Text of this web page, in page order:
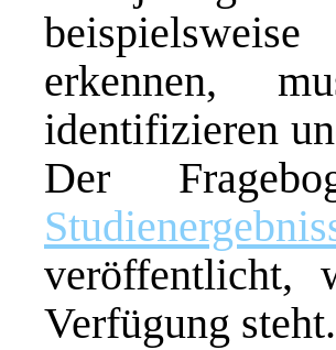
erkennen,
identifizieren
Der
Verfügung steht.